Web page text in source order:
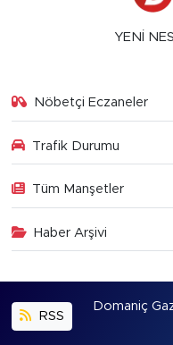
YENİ
Nöbetçi Eczaneler
Trafik Durumu
Tüm Manşetler
Haber Arşivi
RSS
Domaniç